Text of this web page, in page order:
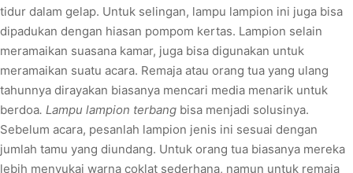
tidur dalam gelap. Untuk selingan, lampu lampion ini juga bisa
dipadukan dengan hiasan pompom kertas. Lampion selain
meramaikan suasana kamar, juga bisa digunakan untuk
meramaikan suatu acara. Remaja atau orang tua yang ulang
tahunnya dirayakan biasanya mencari media menarik untuk
berdoa. Lampu lampion terbang bisa menjadi solusinya.
Sebelum acara, pesanlah lampion jenis ini sesuai dengan
jumlah tamu yang diundang. Untuk orang tua biasanya mereka
lebih menyukai warna coklat sederhana, namun untuk remaja